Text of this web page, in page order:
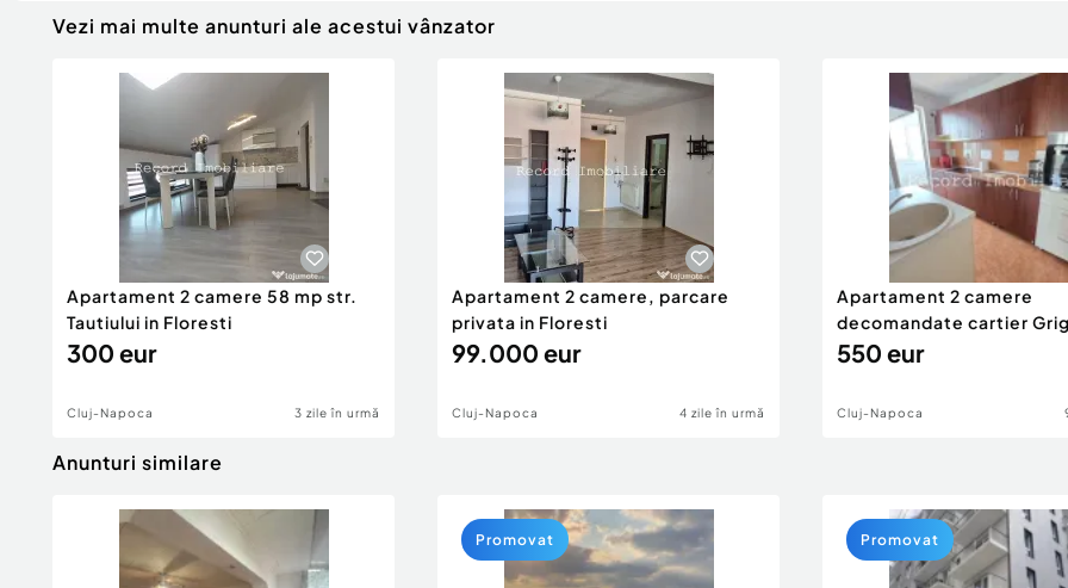
Vezi mai multe anunturi ale acestui vânzator
Apartament 2 camere 58 mp str.
Tautiului in Floresti
300 eur
Cluj-Napoca 3 zile în urmă
Apartament 2 camere, parcare
privata in Floresti
99.000 eur
Cluj-Napoca 4 zile în urmă
Apartament 2 camere
decomandate cartier
Cluj-Napoca
550 eur
Cluj-Napoca
Anunturi similare
Promovat Promovat